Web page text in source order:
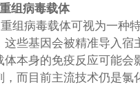
重组病毒载体
重组病毒载体可视为一种
这些基因会被精准导入宿
体本身的免疫反应可能会
，而目前主流技术仍是氯